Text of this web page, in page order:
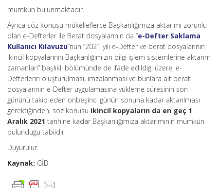
mümkün bulunmaktadır.
Ayrıca söz konusu mükelleflerce Başkanlığımıza aktarımı zorunlu
olan e-Defterler ile Berat dosyalarının da “e-Defter Saklama
Kullanıcı Kılavuzu”nun “2021 yılı e-Defter ve berat dosyalarının
ikincil kopyalarının Başkanlığımızın bilgi işlem sistemlerine aktarım
zamanları” başlıklı bölümünde de ifade edildiği üzere, e-
Defterlerin oluşturulması, imzalanması ve bunlara ait berat
dosyalarının e-Defter uygulamasına yükleme süresinin son
gününü takip eden onbeşinci günün sonuna kadar aktarılması
gerektiğinden, söz konusu ikincil kopyaların da en geç 1
Aralık 2021 tarihine kadar Başkanlığımıza aktarımının mümkün
bulunduğu tabiidir.
Duyurulur.
Kaynak: GİB